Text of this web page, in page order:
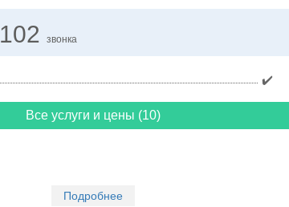
102звонка
✔️
Все услуги и цены (10)
Подробнее